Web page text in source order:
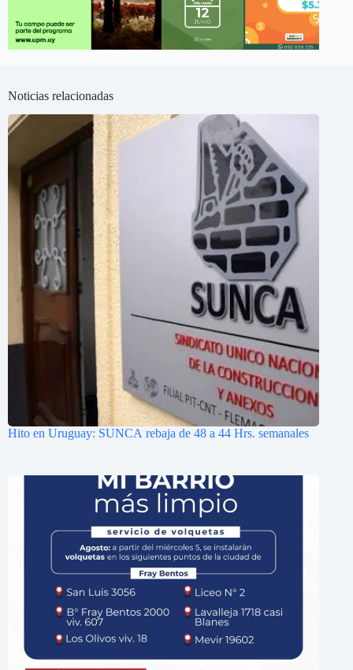
Noticias relacionadas
Hito en Uruguay: SUNCA rebaja de 48 a 44 Hrs. semanales